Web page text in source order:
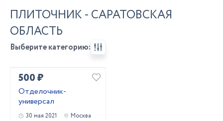
ПЛИТОЧНИК - САРАТОВСКАЯ
ОБЛАСТЬ
Выберите категорию:
500 ₽
Отделочник-
универсал
30 мая 2021 Москва